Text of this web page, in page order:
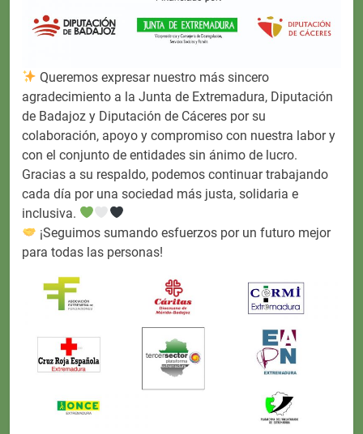
Queremos expresar nuestro más sincero
agradecimiento a la Junta de Extremadura, Diputación
de Badajoz y Diputación de Cáceres por su
colaboración, apoyo y compromiso con nuestra labor y
con el conjunto de entidades sin ánimo de lucro.
Gracias a su respaldo, podemos continuar trabajando
cada día por una sociedad más justa, solidaria e
inclusiva.
¡Seguimos sumando esfuerzos por un futuro mejor
para todas las personas!